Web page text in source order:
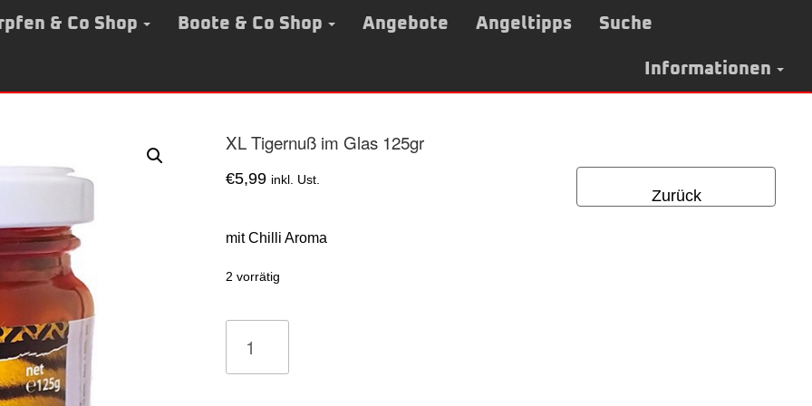
& Co Shop Boote & Co Shop Angebote Angeltipps Suche
Informationen
XL Tigernuß im Glas 125gr
Zurück
€5,99 inkl. Ust.
mit Chilli Aroma
2 vorrätig
XL
Tigernuß